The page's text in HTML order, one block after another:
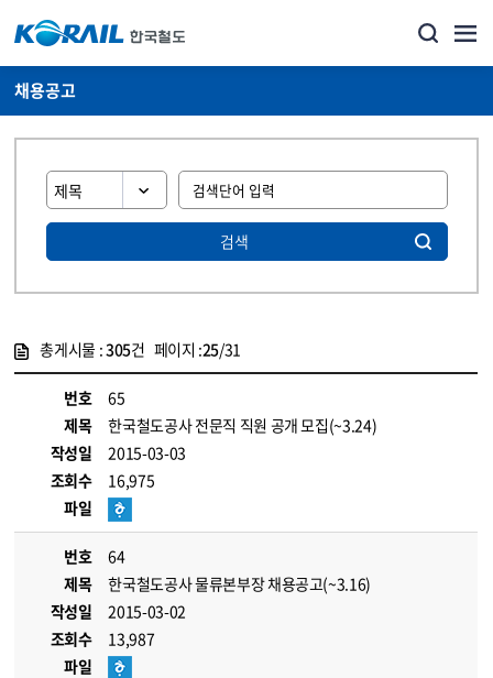
채용공고
검색
총게시물 :305건 페이지 :25/31
번호
65
제목
한국철도공사 전문직 직원 공개 모집(~3.24)
작성일
2015-03-03
조회수
16,975
파일
번호
64
제목
한국철도공사 물류본부장 채용공고(~3.16)
작성일
2015-03-02
조회수
13,987
파일